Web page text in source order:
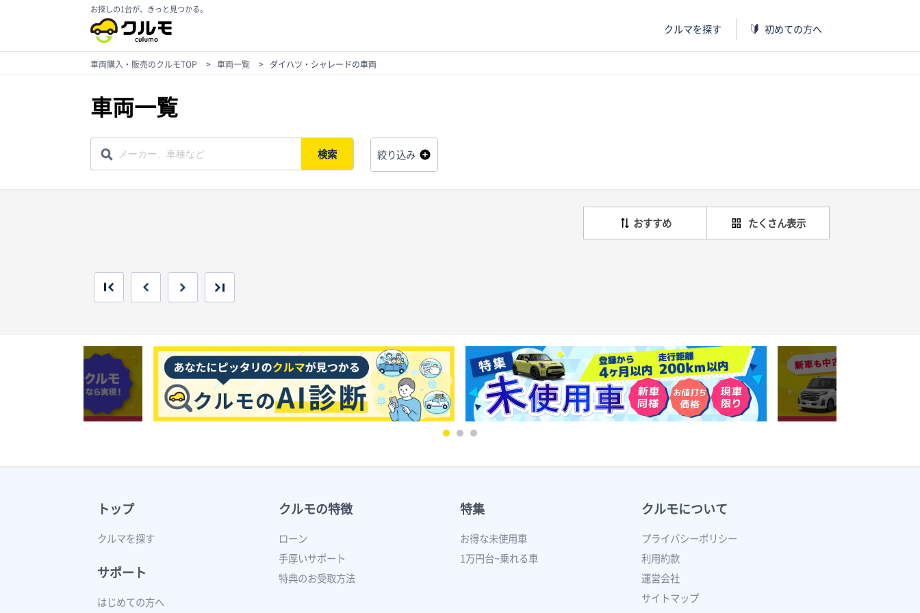
お探しの1台が、きっと見つかる。
クルマを探す 初めての方へ
車両購入・販売のクルモTOP > 車両一覧 > ダイハツ・シャレードの車両
車両一覧
検索 絞り込み
おすすめ たくさん表示
トップ
クルマを探す
サポート
はじめての方へ
クルモの特徴
ローン
手厚いサポート
特典のお受取方法
特集
お得な未使用車
1万円台~乗れる車
クルモについて
プライバシーポリシー
利用約款
運営会社
サイトマップ